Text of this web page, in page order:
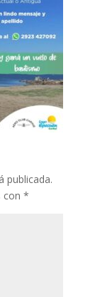
publicada.
con *